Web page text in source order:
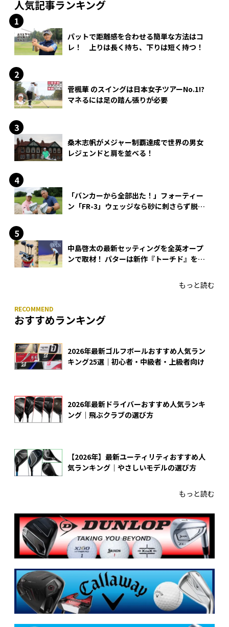
人気記事ランキング
パットで距離感を合わせる簡単な方法はコ
レ！ 上りは長く持ち、下りは短く持つ！
菅楓華 のスイングは日本女子ツアーNo.1!?
マネるには足の踏ん張りが必要
桑木志帆がメジャー制覇達成で世界の男女
レジェンドと肩を並べる！
「バンカーから全部出た！」フォーティー
ン「FR-3」ウェッジなら砂に刺さらず脱出
中島啓太の最新セッティングを全英オープ
ンで取材！ パターは新作『トーチド』を投
もっと読む
おすすめランキング
2026年最新ゴルフボールおすすめ人気ラン
キング25選｜初心者・中級者・上級者向け
2026年最新ドライバーおすすめ人気ランキ
ング｜飛ぶクラブの選び方
【2026年】最新ユーティリティおすすめ人
気ランキング｜やさしいモデルの選び方
もっと読む